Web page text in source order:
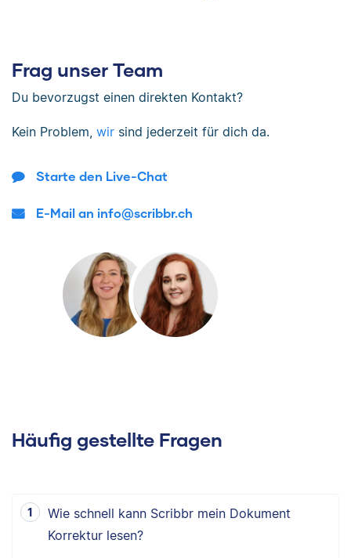
Frag unser Team
Du bevorzugst einen direkten Kontakt?
Kein Problem, wir sind jederzeit für dich da.
Starte den Live-Chat
E-Mail an info@scribbr.ch
Häufig gestellte Fragen
Wie schnell kann Scribbr mein Dokument
Korrektur lesen?